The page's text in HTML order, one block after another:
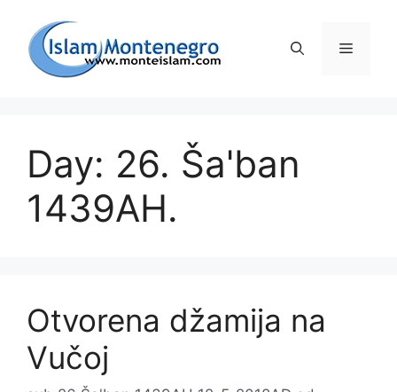
sadržaj
Day: 26. Ša'ban
1439AH.
Otvorena džamija na
Vučoj